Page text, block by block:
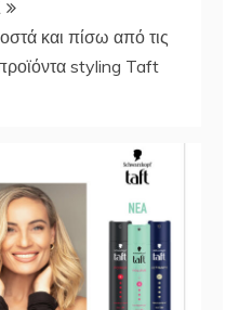
και πίσω από τις
προϊόντα styling Taft